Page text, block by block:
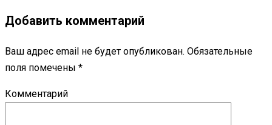
Добавить комментарий
Ваш адрес email не будет опубликован. Обязательные
поля помечены *
Комментарий